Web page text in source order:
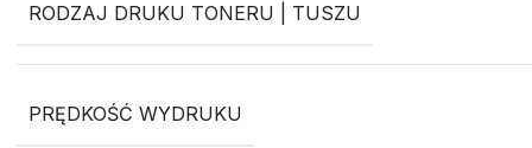
RODZAJ DRUKU TONERU | TUSZU
PRĘDKOŚĆ WYDRUKU